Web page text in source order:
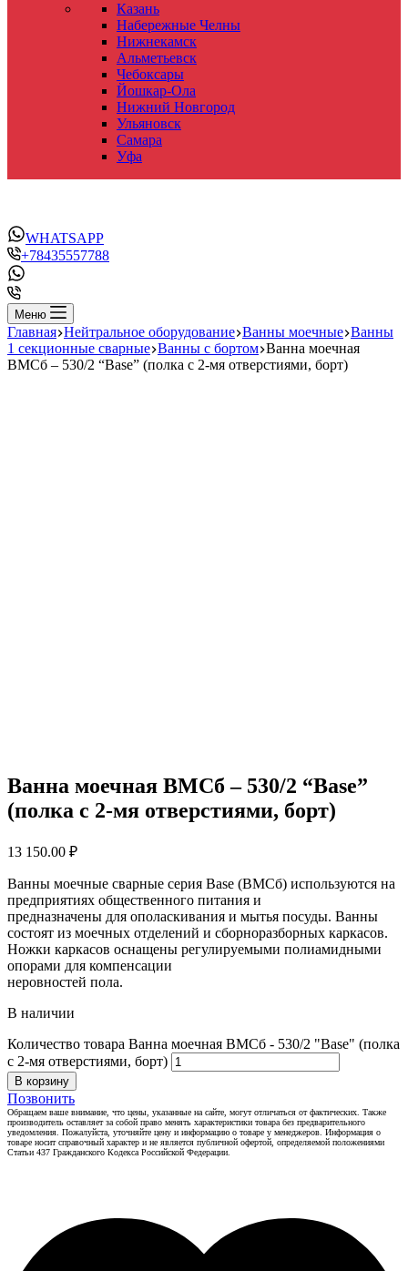
Казань
Набережные Челны
Нижнекамск
Альметьевск
Чебоксары
Йошкар-Ола
Нижний Новгород
Ульяновск
Самара
Уфа
WHATSAPP
+78435557788
Меню
Главная Нейтральное оборудование Ванны моечные Ванны
1 секционные сварные Ванны с бортом Ванна моечная
ВМСб – 530/2 “Base” (полка с 2-мя отверстиями, борт)
Ванна моечная ВМСб – 530/2 “Base”
(полка с 2-мя отверстиями, борт)
13 150.00 ₽
Ванны моечные сварные серия Base (ВМСб) используются на
предприятиях общественного питания и
предназначены для ополаскивания и мытья посуды. Ванны
состоят из моечных отделений и сборноразборных каркасов.
Ножки каркасов оснащены регулируемыми полиамидными
опорами для компенсации
неровностей пола.
В наличии
Количество товара Ванна моечная ВМСб - 530/2 "Base" (полка
с 2-мя отверстиями, борт)
В корзину
Позвонить
Обращаем ваше внимание, что цены, указанные на сайте, могут отличаться от фактических. Также
производитель оставляет за собой право менять характеристики товара без предварительного
уведомления. Пожалуйста, уточняйте цену и информацию о товаре у менеджеров. Информация о
товаре носит справочный характер и не является публичной офертой, определяемой положениями
Статьи 437 Гражданского Кодекса Российской Федерации.